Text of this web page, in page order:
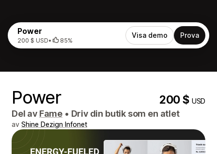
Power
200 $ USD• 85%
Visa demo Prova
Power 200 $USD
Del av Fame • Driv din butik som en atlet
av Shine Dezign Infonet